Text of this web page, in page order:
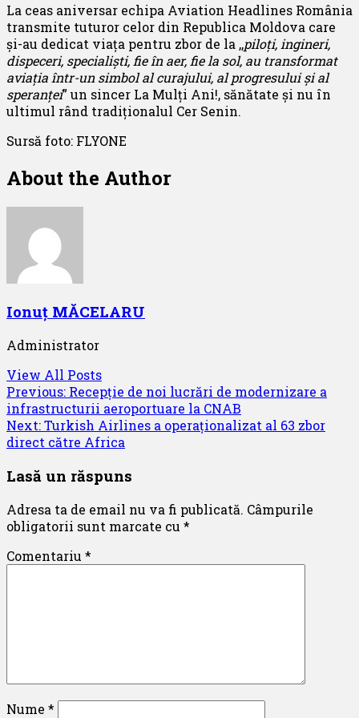
La ceas aniversar echipa Aviation Headlines România
transmite tuturor celor din Republica Moldova care
și-au dedicat viața pentru zbor de la ,,piloți, ingineri,
dispeceri, specialiști, fie în aer, fie la sol, au transformat
aviația într-un simbol al curajului, al progresului și al
speranței” un sincer La Mulți Ani!, sănătate și nu în
ultimul rând tradiționalul Cer Senin.
Sursă foto: FLYONE
About the Author
Ionuț MĂCELARU
Administrator
View All Posts
Post
navigation
Previous: Recepție de noi lucrări de modernizare a
infrastructurii aeroportuare la CNAB
Next:Turkish Airlines a operaționalizat al 63 zbor
direct către Africa
Lasă un răspuns
Adresa ta de email nu va fi publicată. Câmpurile
obligatorii sunt marcate cu *
Comentariu *
Nume *